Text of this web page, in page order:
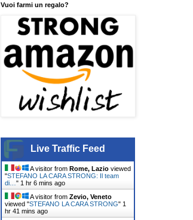
Vuoi farmi un regalo?
Live Traffic Feed
A visitor from Rome, Lazio viewed
"STEFANO LA CARA STRONG: Il team
di… " 1 hr 6 mins ago
A visitor from Zevio, Veneto
viewed "STEFANO LA CARA STRONG" 1
hr 41 mins ago